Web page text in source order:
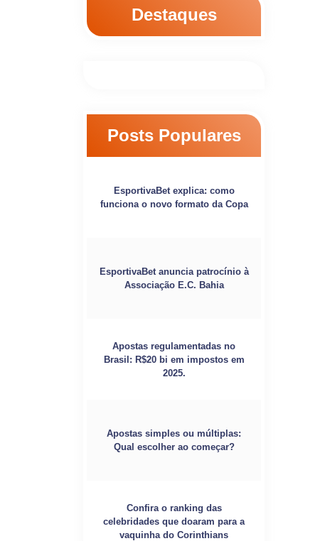
Destaques
Posts Populares
EsportivaBet explica: como
funciona o novo formato da Copa
EsportivaBet anuncia patrocínio à
Associação E.C. Bahia
Apostas regulamentadas no
Brasil: R$20 bi em impostos em
2025.
Apostas simples ou múltiplas:
Qual escolher ao começar?
Confira o ranking das
celebridades que doaram para a
vaquinha do Corinthians